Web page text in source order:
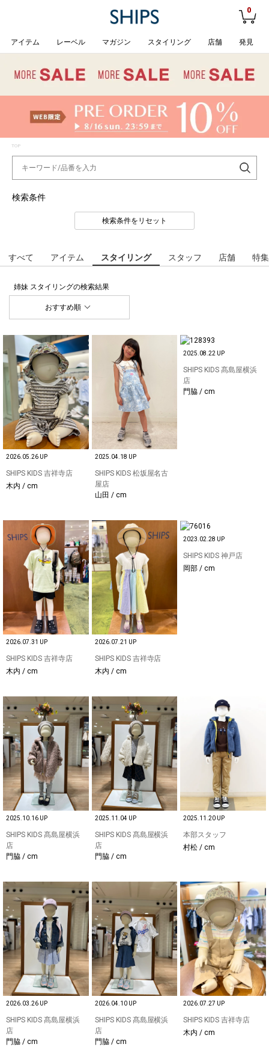
0
アイテム レーベル マガジン スタイリング 店舗 発見
TOP
検索条件
検索条件をリセット
すべて アイテム スタイリング スタッフ 店舗 特集
姉妹 スタイリングの検索結果
おすすめ順
2026.05.26 UP
SHIPS KIDS 吉祥寺店
木内 / cm
2025.04.18 UP
SHIPS KIDS 松坂屋名古
屋店
山田 / cm
2025.08.22 UP
SHIPS KIDS 髙島屋横浜
店
門脇 / cm
2026.07.31 UP
SHIPS KIDS 吉祥寺店
木内 / cm
2026.07.21 UP
SHIPS KIDS 吉祥寺店
木内 / cm
2023.02.28 UP
SHIPS KIDS 神戸店
岡部 / cm
2025.10.16 UP
SHIPS KIDS 髙島屋横浜
店
門脇 / cm
2025.11.04 UP
SHIPS KIDS 髙島屋横浜
店
門脇 / cm
2025.11.20 UP
本部スタッフ
村松 / cm
2026.03.26 UP
SHIPS KIDS 髙島屋横浜
店
門脇 / cm
2026.04.10 UP
SHIPS KIDS 髙島屋横浜
店
門脇 / cm
2026.07.27 UP
SHIPS KIDS 吉祥寺店
木内 / cm